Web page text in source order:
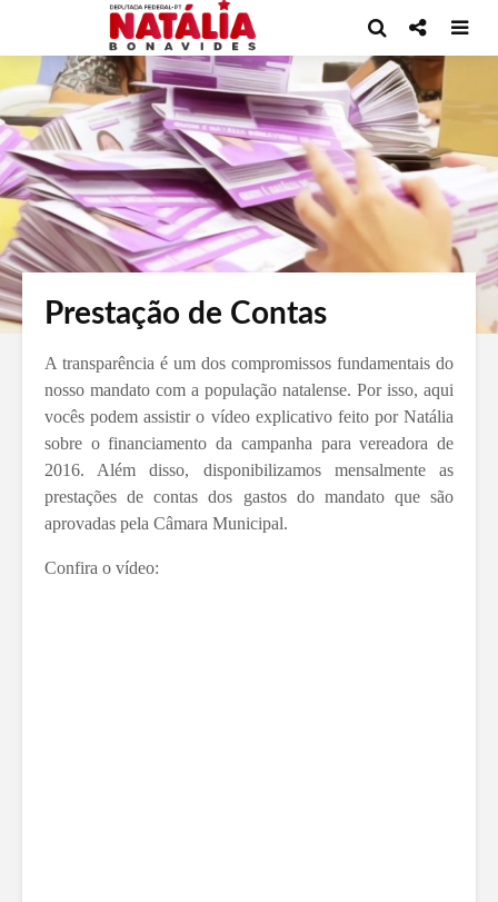
Prestação de Contas
A transparência é um dos compromissos fundamentais do
nosso mandato com a população natalense. Por isso, aqui
vocês podem assistir o vídeo explicativo feito por Natália
sobre o financiamento da campanha para vereadora de
2016. Além disso, disponibilizamos mensalmente as
prestações de contas dos gastos do mandato que são
aprovadas pela Câmara Municipal.
Confira o vídeo: